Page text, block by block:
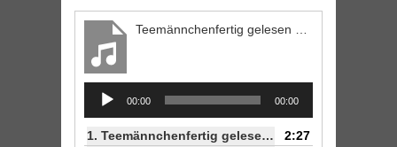
Teemännchenfertig gelesen von Jörg Petzold (1/5)
Audio
Player
00:00 00:00
1. Teemännchenfertig gelesen von Jörg Petzold (1/5)
2:27